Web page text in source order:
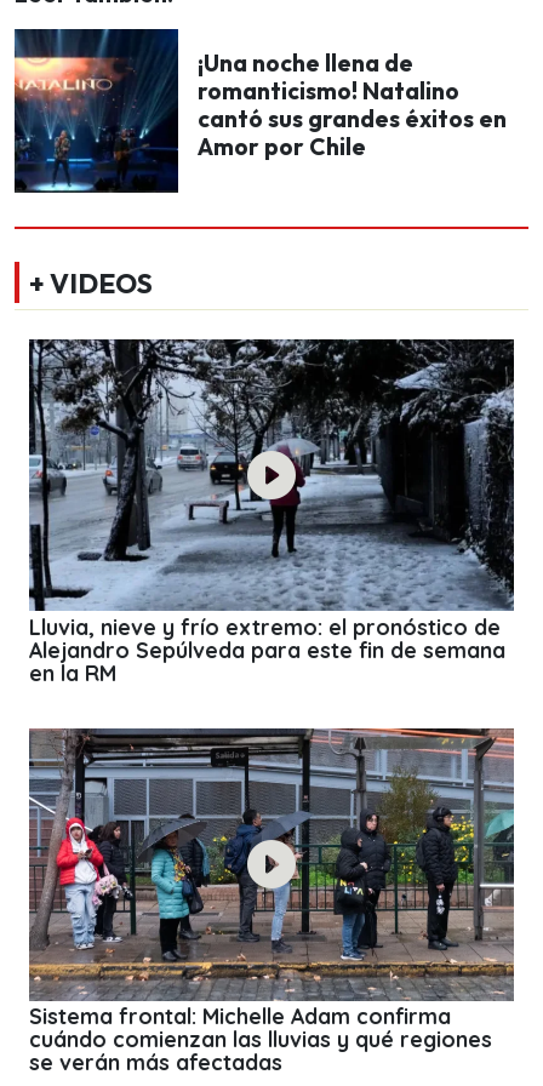
¡Una noche llena de
romanticismo! Natalino
cantó sus grandes éxitos en
Amor por Chile
+ VIDEOS
Lluvia, nieve y frío extremo: el pronóstico de
Alejandro Sepúlveda para este fin de semana
en la RM
Sistema frontal: Michelle Adam confirma
cuándo comienzan las lluvias y qué regiones
se verán más afectadas